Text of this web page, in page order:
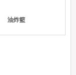
油炸籃